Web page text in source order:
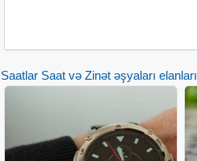
Saatlar Saat və Zinət əşyaları elanları